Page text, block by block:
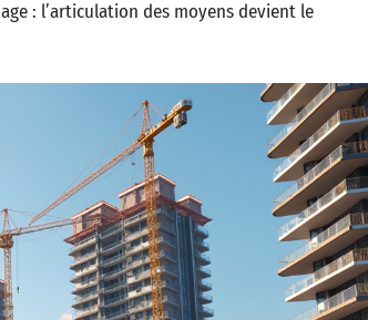
: l’articulation des moyens devient le